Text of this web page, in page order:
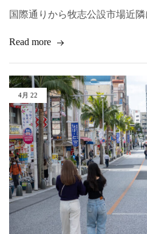
国際通りから牧志公設市場近
Read more
4月 22